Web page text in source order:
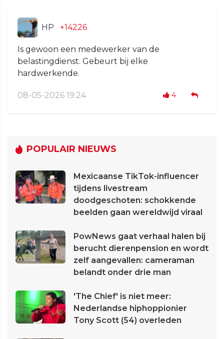
HP +14226
Is gewoon een medewerker van de
belastingdienst. Gebeurt bij elke
hardwerkende.
08-05-2026 19:24 4
POPULAIR NIEUWS
Mexicaanse TikTok-influencer
tijdens livestream
doodgeschoten: schokkende
beelden gaan wereldwijd viraal
PowNews gaat verhaal halen bij
berucht dierenpension en wordt
zelf aangevallen: cameraman
belandt onder drie man
'The Chief' is niet meer:
Nederlandse hiphoppionier
Tony Scott (54) overleden